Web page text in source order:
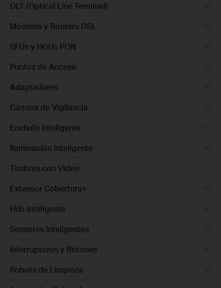
OLT (Optical Line Terminal)
Módems y Routers DSL
SFUs y HGUs PON
Puntos de Acceso
Adaptadores
Cámara de Vigilancia
Enchufe Inteligente
Iluminación Inteligente
Timbres con Video
Extensor Cobertura+
Hub Inteligente
Sensores Inteligentes
Interruptores y Botones
Robots de Limpieza